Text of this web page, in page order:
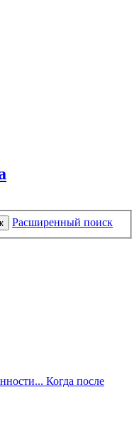
Расширенный поиск
Когда после